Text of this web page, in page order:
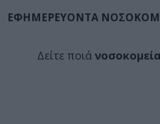
ΕΦΗΜΕΡΕΥΟΝΤΑ
Δείτε ποιά